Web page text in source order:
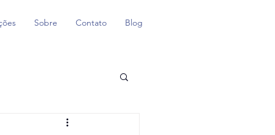
Sobre Contato Blog